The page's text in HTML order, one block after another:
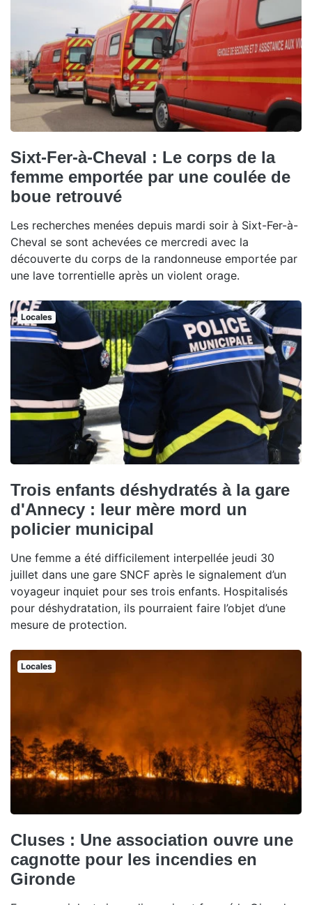
Sixt-Fer-à-Cheval : Le corps de la
femme emportée par une coulée de
boue retrouvé
Les recherches menées depuis mardi soir à Sixt-Fer-à-
Cheval se sont achevées ce mercredi avec la
découverte du corps de la randonneuse emportée par
une lave torrentielle après un violent orage.
Locales
Trois enfants déshydratés à la gare
d'Annecy : leur mère mord un
policier municipal
Une femme a été difficilement interpellée jeudi 30
juillet dans une gare SNCF après le signalement d’un
voyageur inquiet pour ses trois enfants. Hospitalisés
pour déshydratation, ils pourraient faire l’objet d’une
mesure de protection.
Locales
Cluses : Une association ouvre une
cagnotte pour les incendies en
Gironde